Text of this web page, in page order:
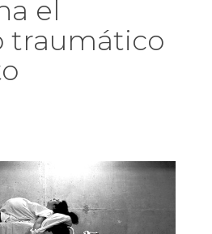
el
traumático